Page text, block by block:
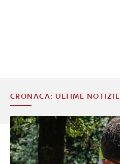
CRONACA: ULTIME NOTIZIE